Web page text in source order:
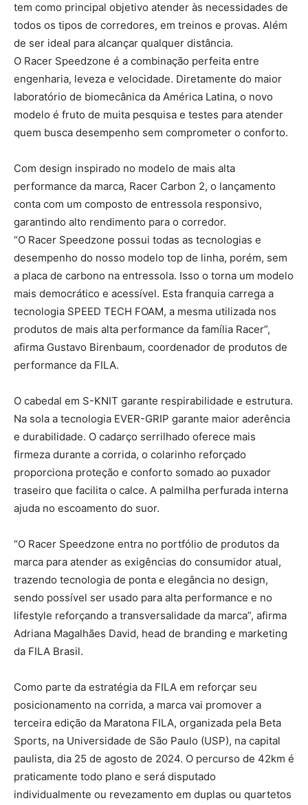
tem como principal objetivo atender às necessidades de
todos os tipos de corredores, em treinos e provas. Além
de ser ideal para alcançar qualquer distância.
O Racer Speedzone é a combinação perfeita entre
engenharia, leveza e velocidade. Diretamente do maior
laboratório de biomecânica da América Latina, o novo
modelo é fruto de muita pesquisa e testes para atender
quem busca desempenho sem comprometer o conforto.
Com design inspirado no modelo de mais alta
performance da marca, Racer Carbon 2, o lançamento
conta com um composto de entressola responsivo,
garantindo alto rendimento para o corredor.
“O Racer Speedzone possui todas as tecnologias e
desempenho do nosso modelo top de linha, porém, sem
a placa de carbono na entressola. Isso o torna um modelo
mais democrático e acessível. Esta franquia carrega a
tecnologia SPEED TECH FOAM, a mesma utilizada nos
produtos de mais alta performance da família Racer”,
afirma Gustavo Birenbaum, coordenador de produtos de
performance da FILA.
O cabedal em S-KNIT garante respirabilidade e estrutura.
Na sola a tecnologia EVER-GRIP garante maior aderência
e durabilidade. O cadarço serrilhado oferece mais
firmeza durante a corrida, o colarinho reforçado
proporciona proteção e conforto somado ao puxador
traseiro que facilita o calce. A palmilha perfurada interna
ajuda no escoamento do suor.
“O Racer Speedzone entra no portfólio de produtos da
marca para atender as exigências do consumidor atual,
trazendo tecnologia de ponta e elegância no design,
sendo possível ser usado para alta performance e no
lifestyle reforçando a transversalidade da marca”, afirma
Adriana Magalhães David, head de branding e marketing
da FILA Brasil.
Como parte da estratégia da FILA em reforçar seu
posicionamento na corrida, a marca vai promover a
terceira edição da Maratona FILA, organizada pela Beta
Sports, na Universidade de São Paulo (USP), na capital
paulista, dia 25 de agosto de 2024. O percurso de 42km é
praticamente todo plano e será disputado
individualmente ou revezamento em duplas ou quartetos